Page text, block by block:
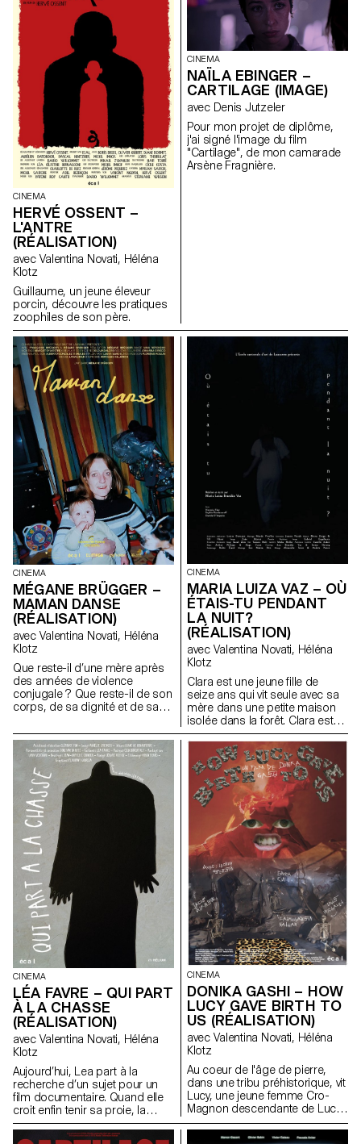
CINEMA
HERVÉ OSSENT –
L'ANTRE
(RÉALISATION)
avec Valentina Novati, Héléna
Klotz
Guillaume, un jeune éleveur
porcin, découvre les pratiques
zoophiles de son père.
CINEMA
NAÏLA EBINGER –
CARTILAGE (IMAGE)
avec Denis Jutzeler
Pour mon projet de diplôme,
j'ai signé l'image du film
"Cartilage", de mon camarade
Arsène Fragnière.
CINEMA
MÉGANE BRÜGGER –
MAMAN DANSE
(RÉALISATION)
avec Valentina Novati, Héléna
Klotz
Que reste-il d’une mère après
des années de violence
conjugale ? Que reste-il de son
corps, de sa dignité et de sa
la mémoire et quelques pas de
danse qui se transmettent
encore.
CINEMA
MARIA LUIZA VAZ – OÙ
ÉTAIS-TU PENDANT
LA NUIT?
(RÉALISATION)
avec Valentina Novati, Héléna
Klotz
Clara est une jeune fille de
seize ans qui vit seule avec sa
mère dans une petite maison
isolée dans la forêt. Clara est
pleine de vitalité, mais sa mère,
dépressive, l’empêche de
s’émanciper. La rencontre avec
un mystérieux garçon dans la
forêt va mener Clara à
transgresser son quotidien.
CINEMA
LÉA FAVRE – QUI PART
À LA CHASSE
(RÉALISATION)
avec Valentina Novati, Héléna
Klotz
Aujourd’hui, Lea part à la
recherche d’un sujet pour un
film documentaire. Quand elle
croit enfin tenir sa proie, la
situation s’inverse. La
chasseuse devient la proie.
CINEMA
DONIKA GASHI – HOW
LUCY GAVE BIRTH TO
US (RÉALISATION)
avec Valentina Novati, Héléna
Klotz
Au coeur de l'âge de pierre,
dans une tribu préhistorique, vit
Lucy, une jeune femme Cro-
Magnon descendante de Lucy
l’australopithèque.